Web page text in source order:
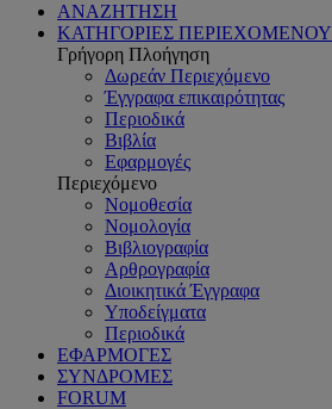
ΑΝΑΖΗΤΗΣΗ
ΚΑΤΗΓΟΡΙΕΣ ΠΕΡΙΕΧΟΜΕΝΟΥ
Γρήγορη Πλοήγηση
Δωρεάν Περιεχόμενο
Έγγραφα επικαιρότητας
Περιοδικά
Βιβλία
Εφαρμογές
Περιεχόμενο
Νομοθεσία
Νομολογία
Βιβλιογραφία
Αρθρογραφία
Διοικητικά Έγγραφα
Υποδείγματα
Περιοδικά
ΕΦΑΡΜΟΓΕΣ
ΣΥΝΔΡΟΜΕΣ
FORUM